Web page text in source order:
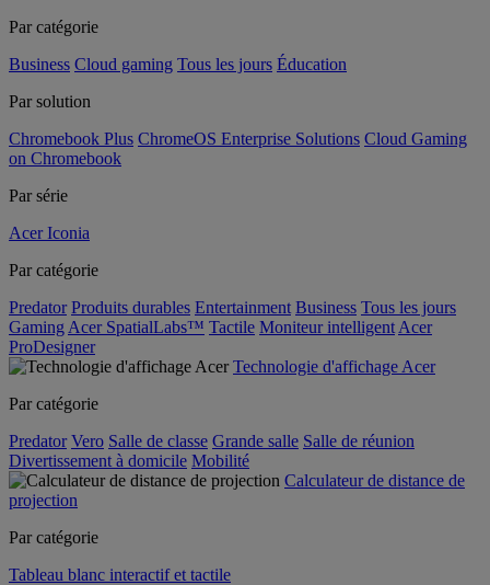
Par catégorie
Business Cloud gaming Tous les jours Éducation
Par solution
Chromebook Plus ChromeOS Enterprise Solutions Cloud Gaming
on Chromebook
Par série
Acer Iconia
Par catégorie
Predator Produits durables Entertainment Business Tous les jours
Gaming Acer SpatialLabs™ Tactile Moniteur intelligent Acer
ProDesigner
Technologie d'affichage Acer
Par catégorie
Predator Vero Salle de classe Grande salle Salle de réunion
Divertissement à domicile Mobilité
Calculateur de distance de
projection
Par catégorie
Tableau blanc interactif et tactile